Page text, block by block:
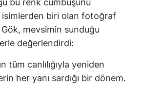
bu renk cümbüşünü
biri olan fotoğraf
Gök, mevsimin sunduğu
değerlendirdi:
tüm canlılığıyla yeniden
her yanı sardığı bir dönem.